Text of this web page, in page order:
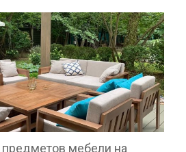
мебели на